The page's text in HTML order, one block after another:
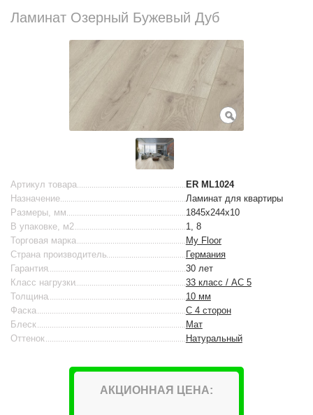
Ламинат Озерный Бужевый Дуб
ER ML1024
Артикул товара
Ламинат для квартиры
Назначение
1845х244х10
Размеры, мм
1, 8
В упаковке, м2
My Floor
Торговая марка
Германия
Страна производитель
30 лет
Гарантия
33 класс / AC 5
Класс нагрузки
10 мм
Толщина
С 4 сторон
Фаска
Мат
Блеск
Натуральный
Оттенок
АКЦИОННАЯ ЦЕНА: